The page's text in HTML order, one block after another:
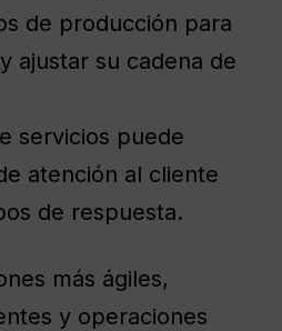
de producción para
ajustar su cadena de
servicios puede
atención al cliente
de respuesta.
más ágiles,
y operaciones